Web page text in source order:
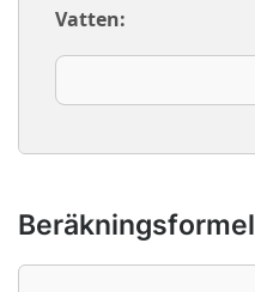
Vatten:
Beräkningsformel